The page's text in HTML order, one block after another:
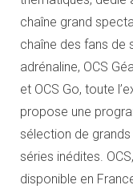
chaîne grand
chaîne des fans de
adrénaline, OCS
et OCS Go, toute
propose une
sélection de
séries inédites.
disponible en